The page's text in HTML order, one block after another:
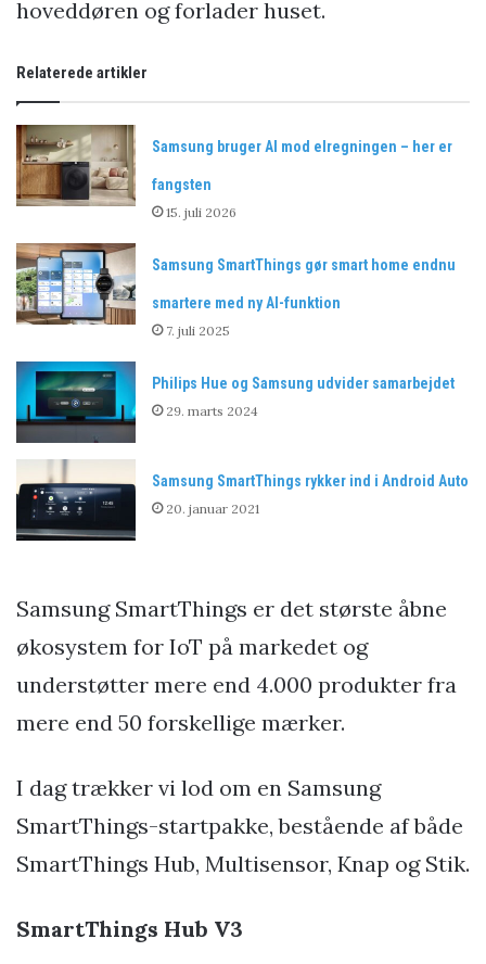
hoveddøren og forlader huset.
Relaterede artikler
Samsung bruger AI mod elregningen – her er
fangsten
15. juli 2026
Samsung SmartThings gør smart home endnu
smartere med ny AI-funktion
7. juli 2025
Philips Hue og Samsung udvider samarbejdet
29. marts 2024
Samsung SmartThings rykker ind i Android Auto
20. januar 2021
Samsung SmartThings er det største åbne
økosystem for IoT på markedet og
understøtter mere end 4.000 produkter fra
mere end 50 forskellige mærker.
I dag trækker vi lod om en Samsung
SmartThings-startpakke, bestående af både
SmartThings Hub, Multisensor, Knap og Stik.
SmartThings Hub V3